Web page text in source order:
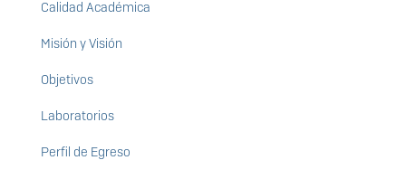
Calidad Académica
Misión y Visión
Objetivos
Laboratorios
Perfil de Egreso